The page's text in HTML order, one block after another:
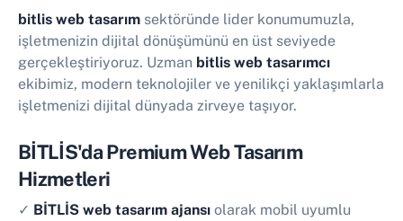
bitlis web tasarım sektöründe lider konumumuzla,
işletmenizin dijital dönüşümünü en üst seviyede
gerçekleştiriyoruz. Uzman bitlis web tasarımcı
ekibimiz, modern teknolojiler ve yenilikçi yaklaşımlarla
işletmenizi dijital dünyada zirveye taşıyor.
BİTLİS'da Premium Web Tasarım
Hizmetleri
✓ BİTLİS web tasarım ajansı olarak mobil uyumlu